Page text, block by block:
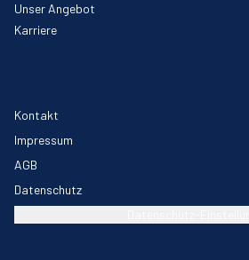
Unser Angebot
Karriere
Kontakt
Impressum
AGB
Datenschutz